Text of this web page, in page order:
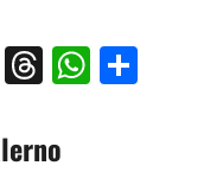
LinkedIn
Threads